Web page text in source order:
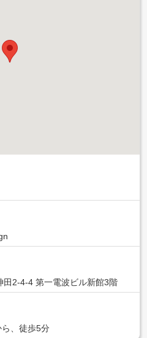
2-4-4 第一電波ビル新館3階
、徒歩5分